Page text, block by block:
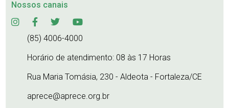
Nossos canais
(85) 4006-4000
Horário de atendimento: 08 às 17 Horas
Rua Maria Tomásia, 230 - Aldeota - Fortaleza/CE
aprece@aprece.org.br